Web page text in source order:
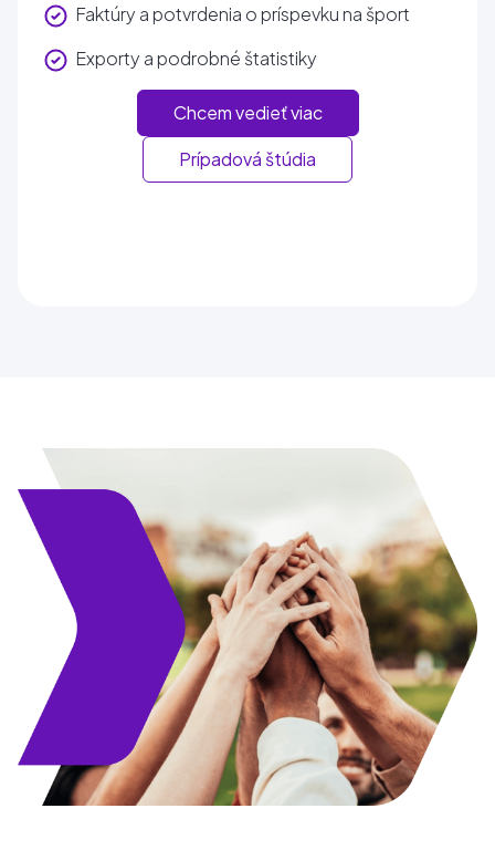
Faktúry a potvrdenia o príspevku na šport
Exporty a podrobné štatistiky
Chcem vedieť viac
Prípadová štúdia